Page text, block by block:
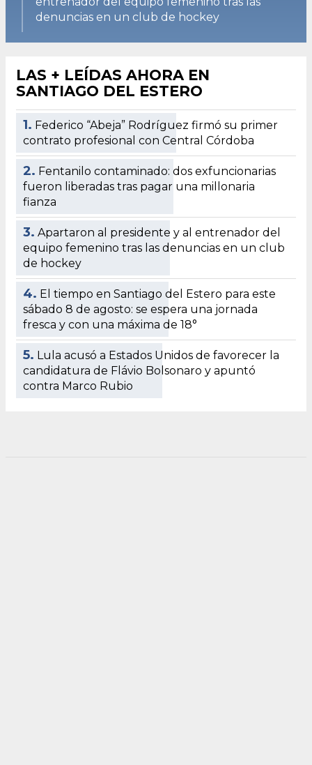
denuncias en un club de hockey
LAS + LEÍDAS AHORA EN
SANTIAGO DEL ESTERO
1. Federico “Abeja” Rodríguez firmó su primer
contrato profesional con Central Córdoba
2. Fentanilo contaminado: dos exfuncionarias
fueron liberadas tras pagar una millonaria
fianza
3. Apartaron al presidente y al entrenador del
equipo femenino tras las denuncias en un club
de hockey
4. El tiempo en Santiago del Estero para este
sábado 8 de agosto: se espera una jornada
fresca y con una máxima de 18°
5. Lula acusó a Estados Unidos de favorecer la
candidatura de Flávio Bolsonaro y apuntó
contra Marco Rubio